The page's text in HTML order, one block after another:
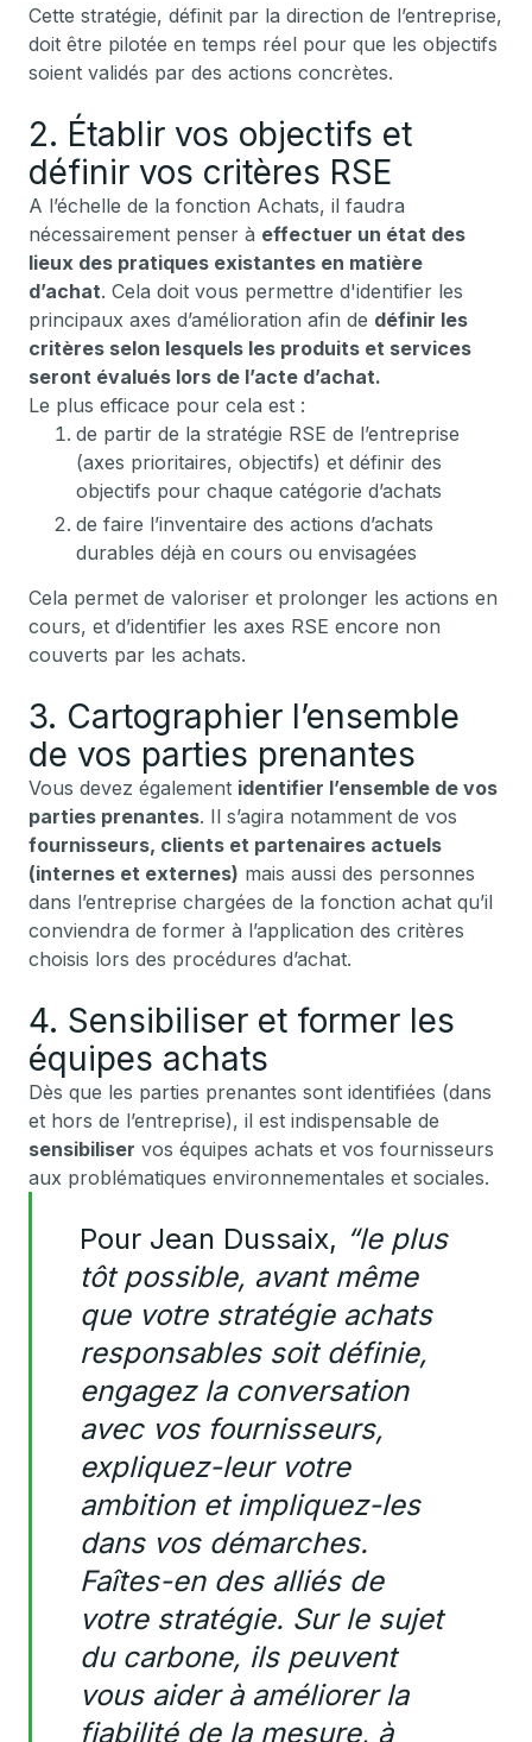
Cette stratégie, définit par la direction de l’entreprise,
doit être pilotée en temps réel pour que les objectifs
soient validés par des actions concrètes.
2. Établir vos objectifs et
définir vos critères RSE
A l’échelle de la fonction Achats, il faudra
nécessairement penser à effectuer un état des
lieux des pratiques existantes en matière
d’achat. Cela doit vous permettre d'identifier les
principaux axes d’amélioration afin de définir les
critères selon lesquels les produits et services
seront évalués lors de l’acte d’achat.
Le plus efficace pour cela est :
de partir de la stratégie RSE de l’entreprise
(axes prioritaires, objectifs) et définir des
objectifs pour chaque catégorie d’achats
de faire l’inventaire des actions d’achats
durables déjà en cours ou envisagées
Cela permet de valoriser et prolonger les actions en
cours, et d’identifier les axes RSE encore non
couverts par les achats.
3. Cartographier l’ensemble
de vos parties prenantes
Vous devez également identifier l’ensemble de vos
parties prenantes. Il s’agira notamment de vos
fournisseurs, clients et partenaires actuels
(internes et externes) mais aussi des personnes
dans l’entreprise chargées de la fonction achat qu’il
conviendra de former à l’application des critères
choisis lors des procédures d’achat.
4. Sensibiliser et former les
équipes achats
Dès que les parties prenantes sont identifiées (dans
et hors de l’entreprise), il est indispensable de
sensibiliser vos équipes achats et vos fournisseurs
aux problématiques environnementales et sociales.
Pour Jean Dussaix, “le plus
tôt possible, avant même
que votre stratégie achats
responsables soit définie,
engagez la conversation
avec vos fournisseurs,
expliquez-leur votre
ambition et impliquez-les
dans vos démarches.
Faîtes-en des alliés de
votre stratégie. Sur le sujet
du carbone, ils peuvent
vous aider à améliorer la
fiabilité de la mesure, à